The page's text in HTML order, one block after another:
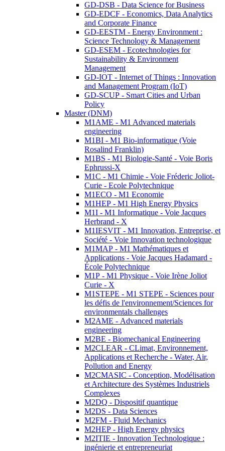
GD-DSB - Data Science for Business
GD-EDCF - Economics, Data Analytics
and Corporate Finance
GD-EESTM - Energy Environment :
Science Technology & Management
GD-ESEM - Ecotechnologies for
Sustainability & Environment
Management
GD-IOT - Internet of Things : Innovation
and Management Program (IoT)
GD-SCUP - Smart Cities and Urban
Policy
Master (DNM)
M1AME - M1 Advanced materials
engineering
M1BI - M1 Bio-informatique (Voie
Rosalind Franklin)
M1BS - M1 Biologie-Santé - Voie Boris
Ephrussi-X
M1C - M1 Chimie - Voie Fréderic Joliot-
Curie - Ecole Polytechnique
M1ECO - M1 Economie
M1HEP - M1 High Energy Physics
M1I - M1 Informatique - Voie Jacques
Herbrand - X
M1IESVIT - M1 Innovation, Entreprise, et
Société - Voie Innovation technologique
M1MAP - M1 Mathématiques et
Applications - Voie Jacques Hadamard -
École Polytechnique
M1P - M1 Physique - Voie Irène Joliot
Curie - X
M1STEPE - M1 STEPE - Sciences pour
les défis de l'environnement/Sciences for
environmentals challenges
M2AME - Advanced materials
engineering
M2BE - Biomechanical Engineering
M2CLEAR - CLimat, Environnement,
Applications et Recherche - Water, Air,
Pollution and Energy
M2CMASIC - Conception, Modélisation
et Architecture des Systèmes Industriels
Complexes
M2DQ - Dispositif quantique
M2DS - Data Sciences
M2FM - Fluid Mechanics
M2HEP - High Energy physics
M2ITIE - Innovation Technologique :
ingénierie et entrepreneuriat